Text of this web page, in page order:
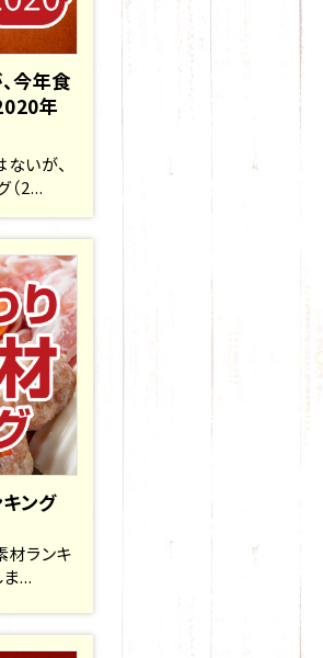
今年食
年
いが、
2...
ング
材ランキ
...